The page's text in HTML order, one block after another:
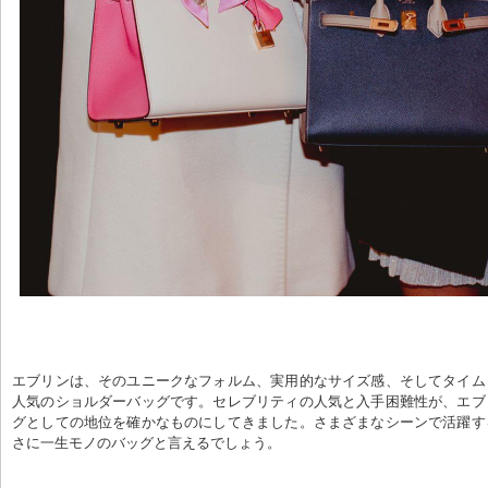
エブリンは、そのユニークなフォルム、実用的なサイズ感、そしてタイ
人気のショルダーバッグです。セレブリティの人気と入手困難性が、エ
グとしての地位を確かなものにしてきました。さまざまなシーンで活躍
さに一生モノのバッグと言えるでしょう。